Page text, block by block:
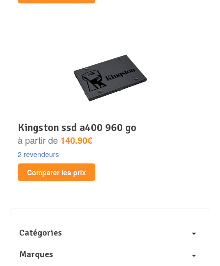
kingston ssd a400 960 go
à partir de 140.90€
2 revendeurs
Comparer les prix
Catégories
Marques